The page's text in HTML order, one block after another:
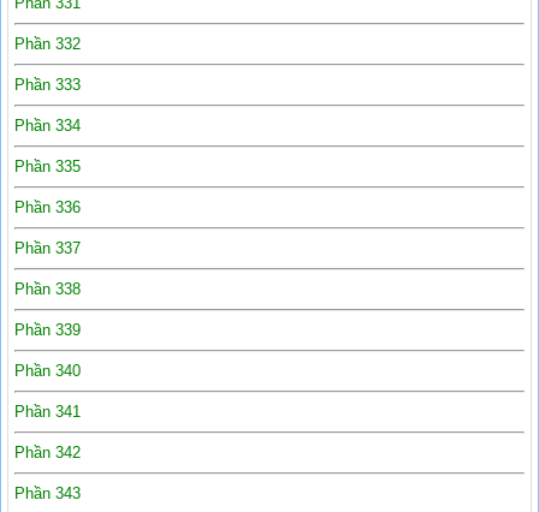
Phần 332
Phần 333
Phần 334
Phần 335
Phần 336
Phần 337
Phần 338
Phần 339
Phần 340
Phần 341
Phần 342
Phần 343